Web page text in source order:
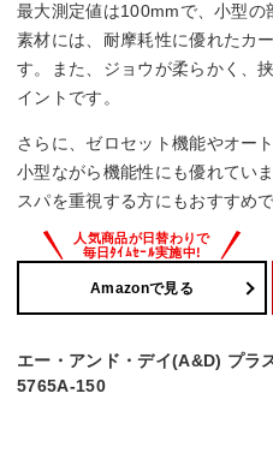
最大測定値は100mmで、小型の
素材には、耐摩耗性に優れたカ
す。また、ジョウが柔らかく、
イントです。
さらに、ゼロセット機能やオー
小型ながら機能性にも優れてい
スパを重視する方にもおすすめで
Amazonで見る
エー・アンド・デイ(A&D) プラ
5765A-150